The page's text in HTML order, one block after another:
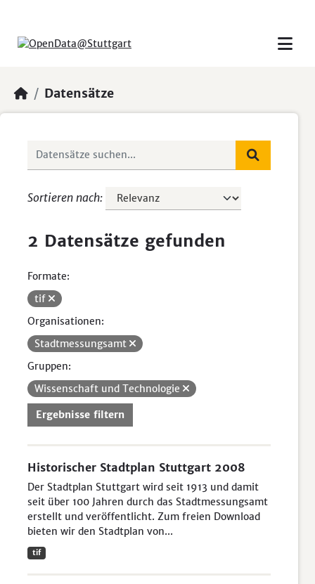
Datensätze
Sortieren nach
2 Datensätze gefunden
Formate:
tif
Organisationen:
Stadtmessungsamt
Gruppen:
Wissenschaft und Technologie
Ergebnisse filtern
Historischer Stadtplan Stuttgart 2008
Der Stadtplan Stuttgart wird seit 1913 und damit
seit über 100 Jahren durch das Stadtmessungsamt
erstellt und veröffentlicht. Zum freien Download
bieten wir den Stadtplan von...
tif